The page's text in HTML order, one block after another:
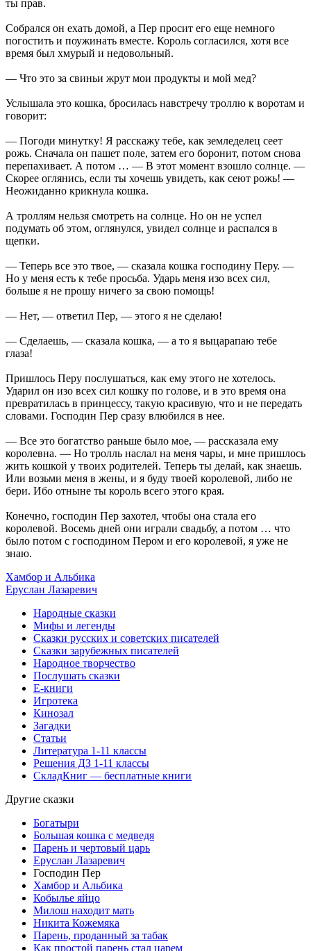
ты прав.
Собрался он ехать домой, а Пер просит его еще немного
погостить и поужинать вместе. Король согласился, хотя все
время был хмурый и недовольный.
— Что это за свиньи жрут мои продукты и мой мед?
Услышала это кошка, бросилась навстречу троллю к воротам и
говорит:
— Погоди минутку! Я расскажу тебе, как земледелец сеет
рожь. Сначала он пашет поле, затем его боронит, потом снова
перепахивает. А потом … — В этот момент взошло солнце. —
Скорее оглянись, если ты хочешь увидеть, как сеют рожь! —
Неожиданно крикнула кошка.
А троллям нельзя смотреть на солнце. Но он не успел
подумать об этом, оглянулся, увидел солнце и распался в
щепки.
— Теперь все это твое, — сказала кошка господину Перу. —
Но у меня есть к тебе просьба. Ударь меня изо всех сил,
больше я не прошу ничего за свою помощь!
— Нет, — ответил Пер, — этого я не сделаю!
— Сделаешь, — сказала кошка, — а то я выцарапаю тебе
глаза!
Пришлось Перу послушаться, как ему этого не хотелось.
Ударил он изо всех сил кошку по голове, и в это время она
превратилась в принцессу, такую красивую, что и не передать
словами. Господин Пер сразу влюбился в нее.
— Все это богатство раньше было мое, — рассказала ему
королевна. — Но тролль наслал на меня чары, и мне пришлось
жить кошкой у твоих родителей. Теперь ты делай, как знаешь.
Или возьми меня в жены, и я буду твоей королевой, либо не
бери. Ибо отныне ты король всего этого края.
Конечно, господин Пер захотел, чтобы она стала его
королевой. Восемь дней они играли свадьбу, а потом … что
было потом с господином Пером и его королевой, я уже не
знаю.
Хамбор и Альбика
Еруслан Лазаревич
Народные сказки
Мифы и легенды
Сказки русских и советских писателей
Сказки зарубежных писателей
Народное творчество
Послушать сказки
Е-книги
Игротека
Кинозал
Загадки
Статьи
Литература 1-11 классы
Решения ДЗ 1-11 классы
СкладКниг — бесплатные книги
Другие сказки
Богатыри
Большая кошка с медведя
Парень и чертовый царь
Еруслан Лазаревич
Господин Пер
Хамбор и Альбика
Кобылье яйцо
Милош находит мать
Никита Кожемяка
Парень, проданный за табак
Как простой парень стал царем